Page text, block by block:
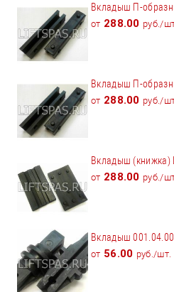
Вкладыш П-
от 288.00 руб./
Вкладыш П-
от 288.00 руб./
Вкладыш (книжка)
от 288.00 руб./
Вкладыш
от 56.00 руб./шт.